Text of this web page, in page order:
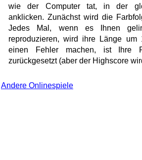
wie der Computer tat, in der
anklicken. Zunächst wird die
Jedes Mal, wenn es Ihnen
reproduzieren, wird ihre Länge um
einen Fehler machen, ist Ihre
zurückgesetzt (aber der Highscore
Andere Onlinespiele